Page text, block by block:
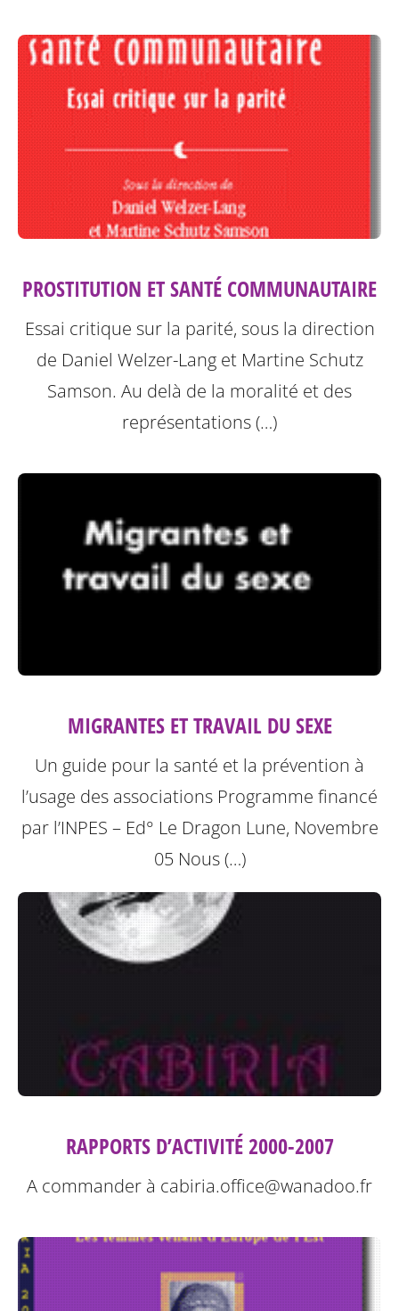
PROSTITUTION ET SANTÉ COMMUNAUTAIRE
Essai critique sur la parité, sous la direction
de Daniel Welzer-Lang et Martine Schutz
Samson. Au delà de la moralité et des
représentations (…)
MIGRANTES ET TRAVAIL DU SEXE
Un guide pour la santé et la prévention à
l’usage des associations Programme financé
par l’INPES – Ed° Le Dragon Lune, Novembre
05 Nous (…)
RAPPORTS D’ACTIVITÉ 2000-2007
A commander à cabiria.office@wanadoo.fr